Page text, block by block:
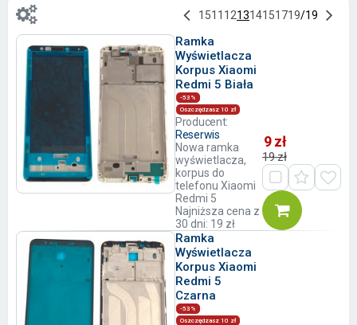
1 511 121314151719/19
Ramka
Wyświetlacza
Korpus Xiaomi
Redmi 5 Biała
-53%
Oszczędzasz 10 zł
Producent:
Reserwis
Nowa ramka
wyświetlacza,
korpus do
telefonu Xiaomi
Redmi 5
Najniższa cena z
30 dni: 19 zł
9 zł
19 zł
Ramka
Wyświetlacza
Korpus Xiaomi
Redmi 5
Czarna
-53%
Oszczędzasz 10 zł